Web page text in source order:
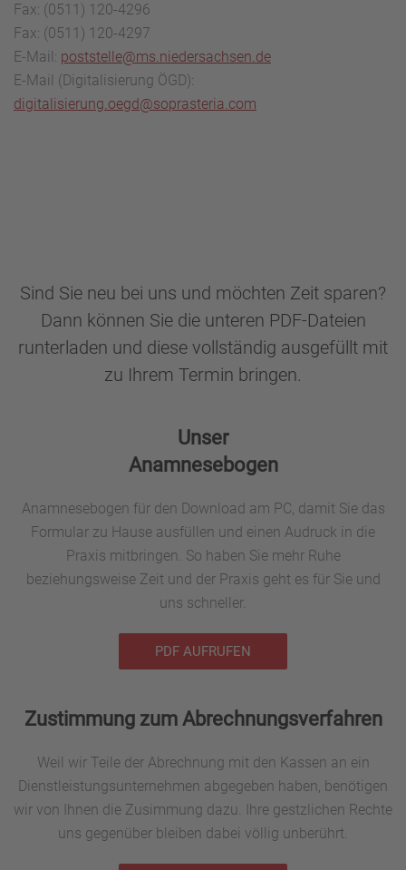
Fax: (0511) 120-4296
Fax: (0511) 120-4297
E-Mail: poststelle@ms.niedersachsen.de
E-Mail (Digitalisierung ÖGD):
digitalisierung.oegd@soprasteria.com
Sind Sie neu bei uns und möchten Zeit sparen?
Dann können Sie die unteren PDF-Dateien
runterladen und diese vollständig ausgefüllt mit
zu Ihrem Termin bringen.
Unser
Anamnesebogen
Anamnesebogen für den Download am PC, damit Sie das
Formular zu Hause ausfüllen und einen Audruck in die
Praxis mitbringen. So haben Sie mehr Ruhe
beziehungsweise Zeit und der Praxis geht es für Sie und
uns schneller.
PDF AUFRUFEN
Zustimmung zum Abrechnungsverfahren
Weil wir Teile der Abrechnung mit den Kassen an ein
Dienstleistungsunternehmen abgegeben haben, benötigen
wir von Ihnen die Zusimmung dazu. Ihre gestzlichen Rechte
uns gegenüber bleiben dabei völlig unberührt.